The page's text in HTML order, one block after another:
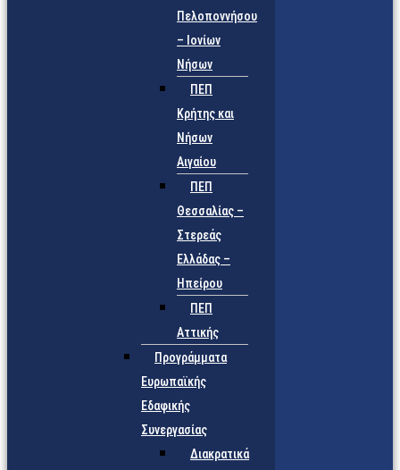
Πελοποννήσου
– Ιονίων
Νήσων
ΠΕΠ
Κρήτης και
Νήσων
Αιγαίου
ΠΕΠ
Θεσσαλίας –
Στερεάς
Ελλάδας –
Ηπείρου
ΠΕΠ
Αττικής
Προγράμματα
Ευρωπαϊκής
Εδαφικής
Συνεργασίας
Διακρατικά